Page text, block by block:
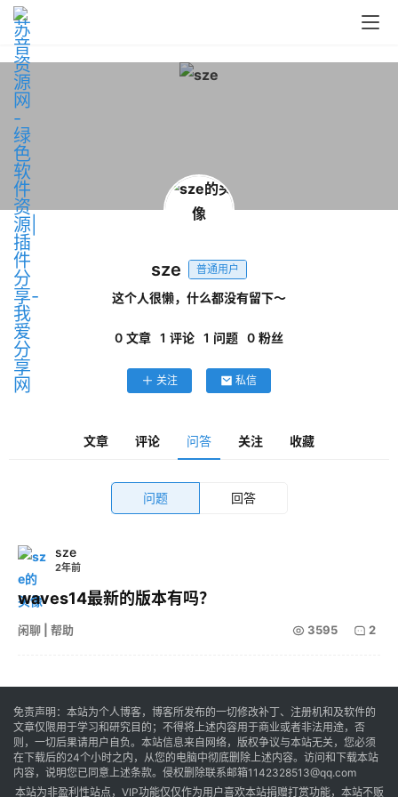
问
答
中
心
P
C
M
a
c
软
件
安
系
统
戏
办
公
sze 普通用户
这个人很懒，什么都没有留下～
0 文章 1 评论 1 问题 0 粉丝
关注 私信
文章 评论 问答 关注 收藏
问题 回答
sze
2年前
waves14最新的版本有吗？
闲聊 | 帮助 3595 2
免责声明：本站为个人博客，博客所发布的一切修改补丁、注册机和及软件的
文章仅限用于学习和研究目的；不得将上述内容用于商业或者非法用途，否
则，一切后果请用户自负。本站信息来自网络，版权争议与本站无关，您必须
在下载后的24个小时之内，从您的电脑中彻底删除上述内容。访问和下载本站
内容，说明您已同意上述条款。侵权删除联系邮箱1142328513@qq.com
本站为非盈利性站点，VIP功能仅仅作为用户喜欢本站捐赠打赏功能，本站不贩